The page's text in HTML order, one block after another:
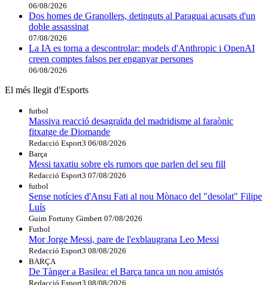
06/08/2026
Dos homes de Granollers, detinguts al Paraguai acusats d'un
doble assassinat
07/08/2026
La IA es torna a descontrolar: models d'Anthropic i OpenAI
creen comptes falsos per enganyar persones
06/08/2026
El més llegit d'Esports
futbol
Massiva reacció desagraïda del madridisme al faraònic
fitxatge de Diomande
Redacció Esport3 06/08/2026
Barça
Messi taxatiu sobre els rumors que parlen del seu fill
Redacció Esport3 07/08/2026
futbol
Sense notícies d'Ansu Fati al nou Mònaco del "desolat" Filipe
Luís
Guim Fortuny Gimbert 07/08/2026
Futbol
Mor Jorge Messi, pare de l'exblaugrana Leo Messi
Redacció Esport3 08/08/2026
BARÇA
De Tànger a Basilea: el Barça tanca un nou amistós
Redacció Esport3 08/08/2026